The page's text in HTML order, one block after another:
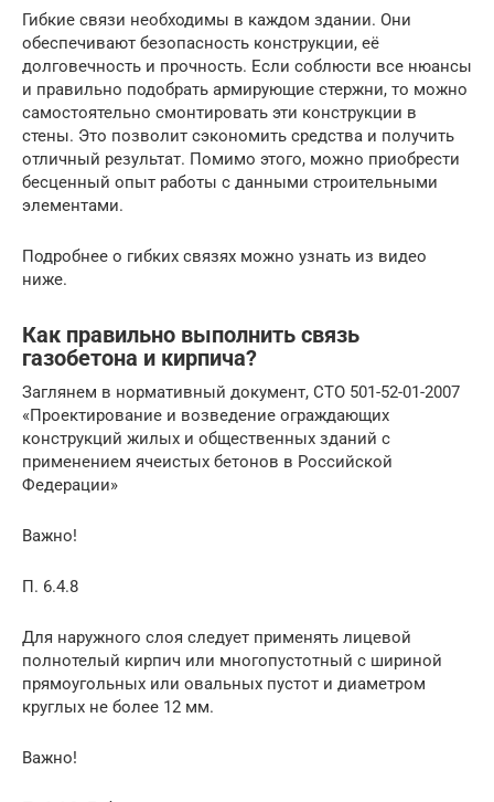
Гибкие связи необходимы в каждом здании. Они
обеспечивают безопасность конструкции, её
долговечность и прочность. Если соблюсти все нюансы
и правильно подобрать армирующие стержни, то можно
самостоятельно смонтировать эти конструкции в
стены. Это позволит сэкономить средства и получить
отличный результат. Помимо этого, можно приобрести
бесценный опыт работы с данными строительными
элементами.
Подробнее о гибких связях можно узнать из видео
ниже.
Как правильно выполнить связь
газобетона и кирпича?
Заглянем в нормативный документ, СТО 501-52-01-2007
«Проектирование и возведение ограждающих
конструкций жилых и общественных зданий с
применением ячеистых бетонов в Российской
Федерации»
Важно!
П. 6.4.8
Для наружного слоя следует применять лицевой
полнотелый кирпич или многопустотный с шириной
прямоугольных или овальных пустот и диаметром
круглых не более 12 мм.
Важно!